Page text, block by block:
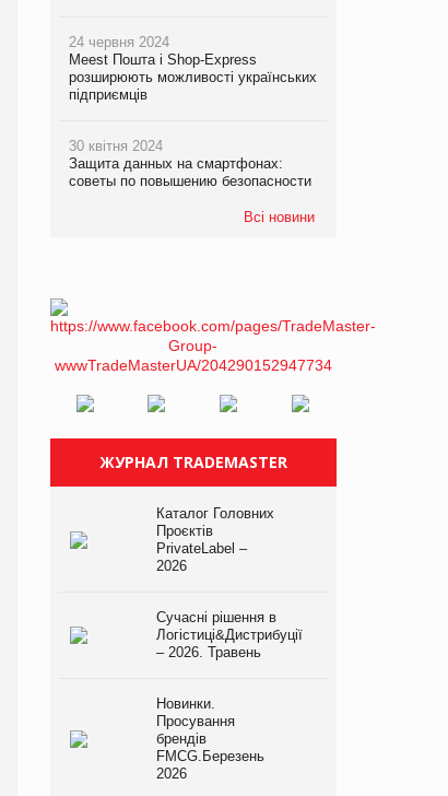
24 червня 2024
Meest Пошта і Shop-Express
розширюють можливості українських
підприємців
30 квітня 2024
Защита данных на смартфонах:
советы по повышению безопасности
Всі новини
ЖУРНАЛ TRADEMASTER
Каталог Головних
Проєктів
PrivateLabel –
2026
Сучасні рішення в
Логістиці&Дистрибуції
– 2026. Травень
Новинки.
Просування
брендів
FMCG.Березень
2026